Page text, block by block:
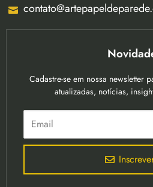
Cadastre-se em nossa newsletter
atualizadas, notícias,